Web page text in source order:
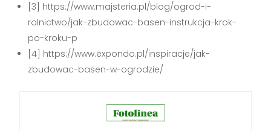
[3] https://www.majsteria.pl/blog/ogrod-i-
rolnictwo/jak-zbudowac-basen-instrukcja-krok-
po-kroku-p
[4] https://www.expondo.pl/inspiracje/jak-
zbudowac-basen-w-ogrodzie/